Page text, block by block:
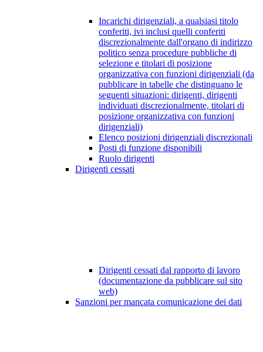
Incarichi dirigenziali, a qualsiasi titolo
conferiti, ivi inclusi quelli conferiti
discrezionalmente dall'organo di indirizzo
politico senza procedure pubbliche di
selezione e titolari di posizione
organizzativa con funzioni dirigenziali (da
pubblicare in tabelle che distinguano le
seguenti situazioni: dirigenti, dirigenti
individuati discrezionalmente, titolari di
posizione organizzativa con funzioni
dirigenziali)
Elenco posizioni dirigenziali discrezionali
Posti di funzione disponibili
Ruolo dirigenti
Dirigenti cessati
Dirigenti cessati dal rapporto di lavoro
(documentazione da pubblicare sul sito
web)
Sanzioni per mancata comunicazione dei dati